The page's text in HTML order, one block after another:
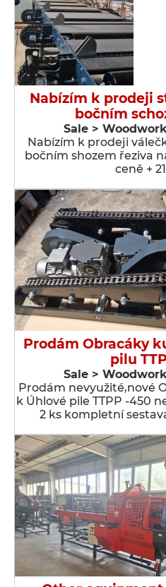
Nabízím k prodeji
bočním
Sale >
Nabízím k prodeji
bočním shozem řeziva
ceně +
Prodám Obracáky
pilu
Sale >
Prodám nevyužité,nové
k Úhlové pile TTPP -450
2 ks kompletní